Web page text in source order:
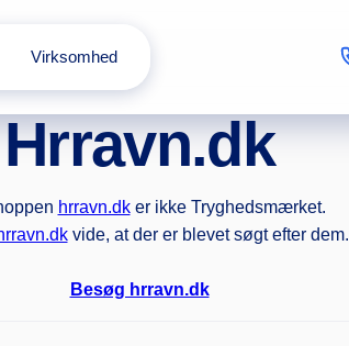
Virksomhed
Hrravn.dk
hrravn.dker ikke Tryghedsmærket.
vide, at der er blevet søgt efter dem.
Besøg hrravn.dk